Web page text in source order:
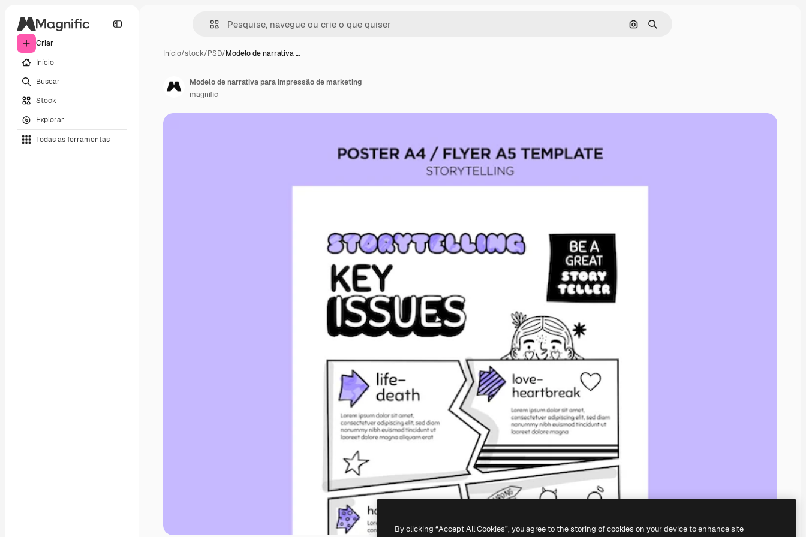
Criar
Início
Buscar
Stock
Explorar
Todas as ferramentas
Pesquisar por imagem
Buscar
Início/stock/PSD/Modelo de narrativa …
Modelo de narrativa para impressão de marketing
magnific
By clicking “Accept All Cookies”, you agree to the storing of cookies on your device to enhance site